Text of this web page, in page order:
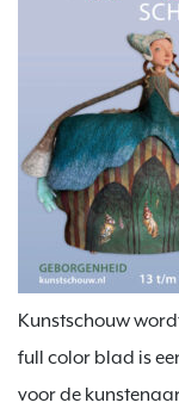
Kunstschouw
full color blad is
voor de